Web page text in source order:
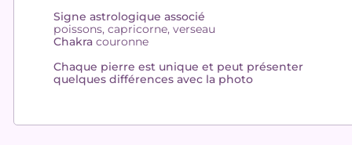
Signe astrologique associé
poissons, capricorne, verseau
Chakracouronne
Chaque pierre est unique et peut présenter
quelques différences avec la photo